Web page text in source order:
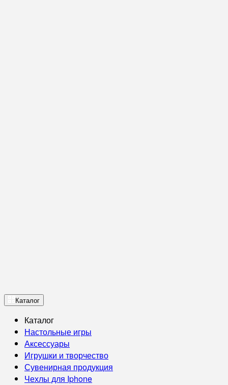
Каталог
Каталог
Настольные игры
Аксессуары
Игрушки и творчество
Сувенирная продукция
Чехлы для Iphone